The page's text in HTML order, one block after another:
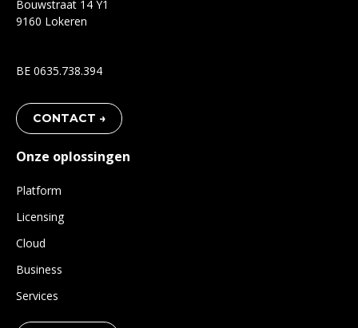
Bouwstraat 14 Y1
9160 Lokeren
BE 0635.738.394
CONTACT →
Onze oplossingen
Platform
Licensing
Cloud
Business
Services